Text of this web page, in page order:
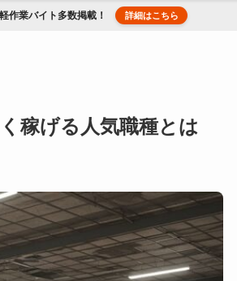
作業バイト多数掲載！ 詳細はこちら
稼げる人気職種とは